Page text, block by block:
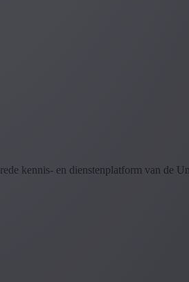
kennis- en dienstenplatform van de